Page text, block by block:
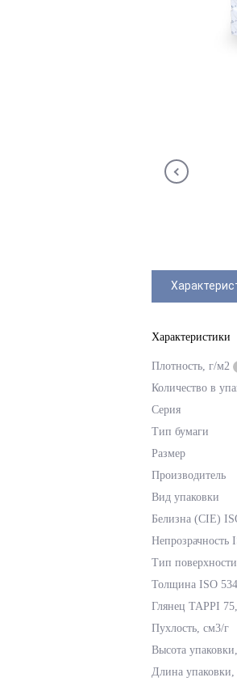
Характеристики
Плотность, г/м2
Количество в
Серия
Тип бумаги
Размер
Производитель
Вид упаковки
Белизна (CIE)
Непрозрачность
Тип поверхности
Толщина ISO
Глянец TAPPI
Пухлость, см3/г
Высота
Длина